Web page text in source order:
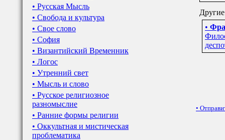
• Русская Мысль
• Свобода и культура
• Свое слово
• София
• Византийский Временник
• Логос
• Утренний свет
• Мысль и слово
• Русское религиозное
разномыслие
• Ранние формы религии
• Оккультная и мистическая
проблематика
•
•